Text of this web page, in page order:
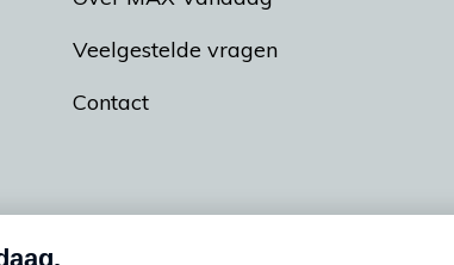
Veelgestelde vragen
Contact